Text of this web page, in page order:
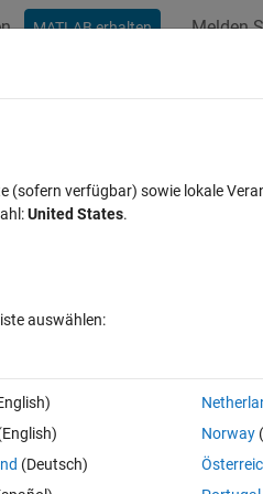
MATLAB erhalten Melden
of dataset containing
(sofern verfügbar) sowie lokale
United States.
auswählen:
(Deutsch)
Norway